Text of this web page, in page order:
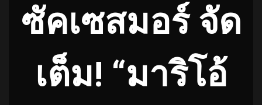
ซัคเซสมอร์ จัด
เต็ม! “มาริโอ้